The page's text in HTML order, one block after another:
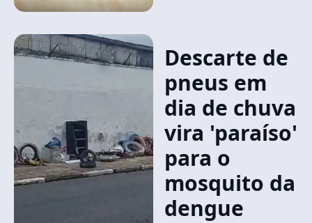
Descarte de
pneus em
dia de chuva
vira 'paraíso'
para o
mosquito da
dengue